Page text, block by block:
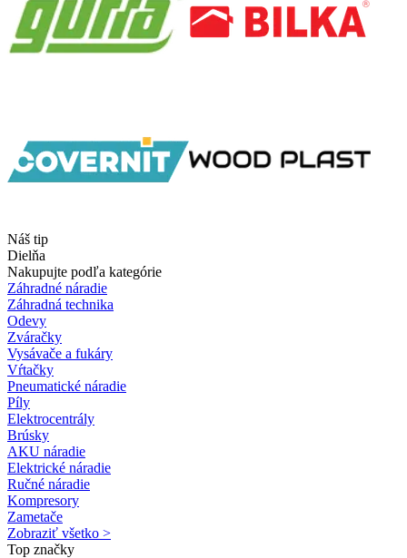
Náš tip
Dielňa
Nakupujte podľa kategórie
Záhradné náradie
Záhradná technika
Odevy
Zváračky
Vysávače a fukáry
Vŕtačky
Pneumatické náradie
Píly
Elektrocentrály
Brúsky
AKU náradie
Elektrické náradie
Ručné náradie
Kompresory
Zametače
Zobraziť všetko >
Top značky